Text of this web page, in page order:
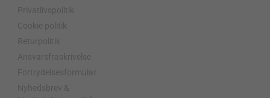
Privatlivspolitik
Cookie politik
Returpolitik
Ansvarsfraskrivelse
Fortrydelsesformular
Nyhedsbrev &